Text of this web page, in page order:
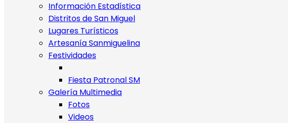
Información Estadística
Distritos de San Miguel
Lugares Turísticos
Artesanía Sanmiguelina
Festividades
Fiesta Patronal SM
Galería Multimedia
Fotos
Videos